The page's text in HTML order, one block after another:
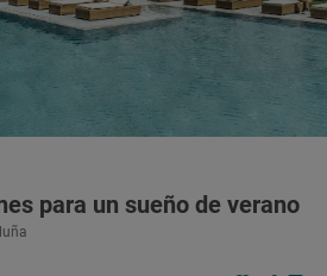
para un sueño de verano